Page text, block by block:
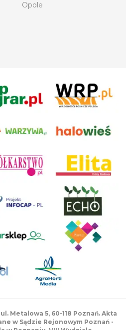
Opole
Metalowa 5, 60-118 Poznań. Akta
w Sądzie Rejonowym Poznań -